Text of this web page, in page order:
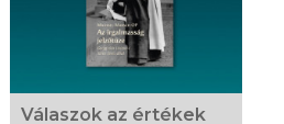
Válaszok az értékek